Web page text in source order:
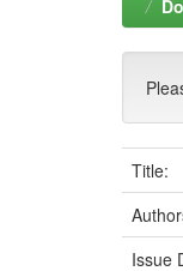
Title:
Issue